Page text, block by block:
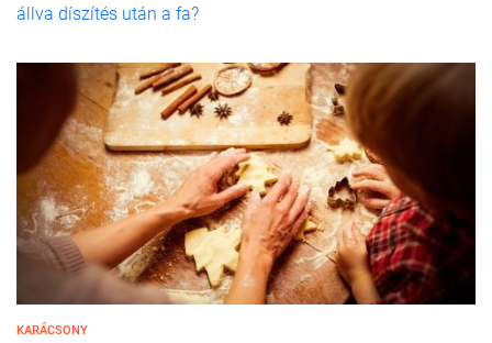
állva díszítés után a fa?
KARÁCSONY